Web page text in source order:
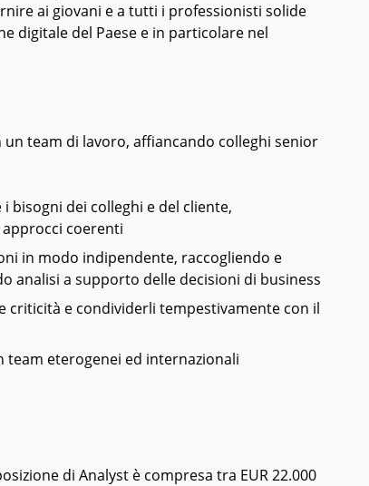
ai giovani e a tutti i professionisti solide
digitale del Paese e in particolare nel
un team di lavoro, affiancando colleghi senior
dei colleghi e del cliente,
coerenti
in modo indipendente, raccogliendo e
analisi a supporto delle decisioni di business
criticità e condividerli tempestivamente con il
team eterogenei ed internazionali
di Analyst è compresa tra EUR 22.000